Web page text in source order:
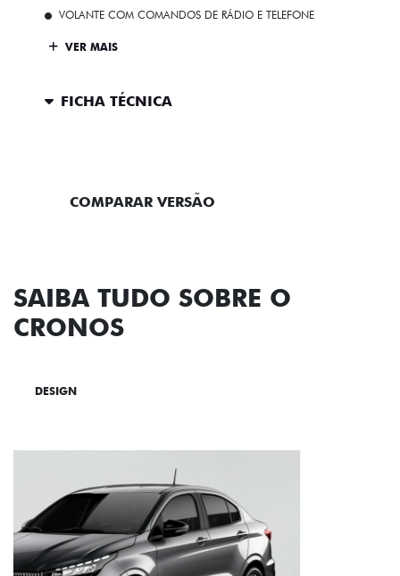
VOLANTE COM COMANDOS DE RÁDIO E TELEFONE
VER MAIS
FICHA TÉCNICA
COMPARAR VERSÃO
SAIBA TUDO SOBRE O
CRONOS
DESIGN